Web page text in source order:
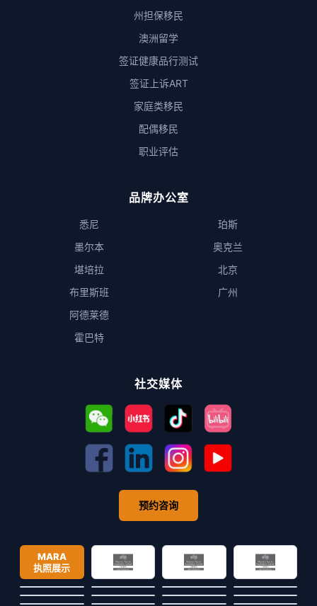
州担保移民
澳洲留学
签证健康品行测试
签证上诉ART
家庭类移民
配偶移民
职业评估
品牌办公室
悉尼
墨尔本
堪培拉
布里斯班
阿德莱德
霍巴特
珀斯
奥克兰
北京
广州
社交媒体
预约咨询
MARA
执照展示